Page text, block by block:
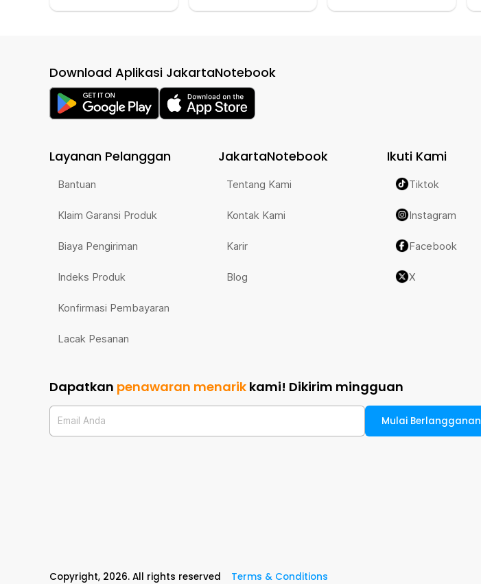
Download Aplikasi JakartaNotebook
Layanan Pelanggan
Bantuan
Klaim Garansi Produk
Biaya Pengiriman
Indeks Produk
Konfirmasi Pembayaran
Lacak Pesanan
JakartaNotebook
Tentang Kami
Kontak Kami
Karir
Blog
Ikuti Kami
Tiktok
Instagram
Facebook
X
Dapatkan penawaran menarik kami! Dikirim mingguan
Email Anda Mulai Berlangganan
Copyright, 2026. All rights reserved Terms & Conditions